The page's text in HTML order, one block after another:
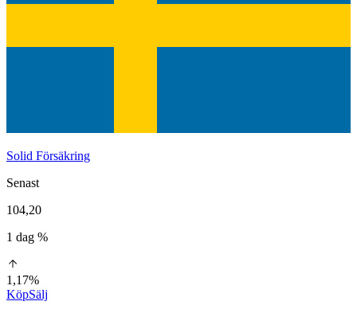
Solid Försäkring
Senast
104,20
1 dag %
1,17%
KöpSälj